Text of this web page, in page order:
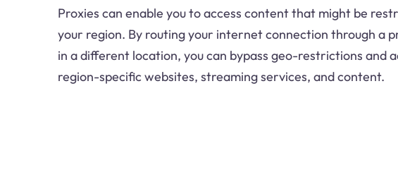
Proxies can enable you to access content that might be
your region. By routing your internet connection through a
in a different location, you can bypass geo-restrictions and
region-specific websites, streaming services, and content.